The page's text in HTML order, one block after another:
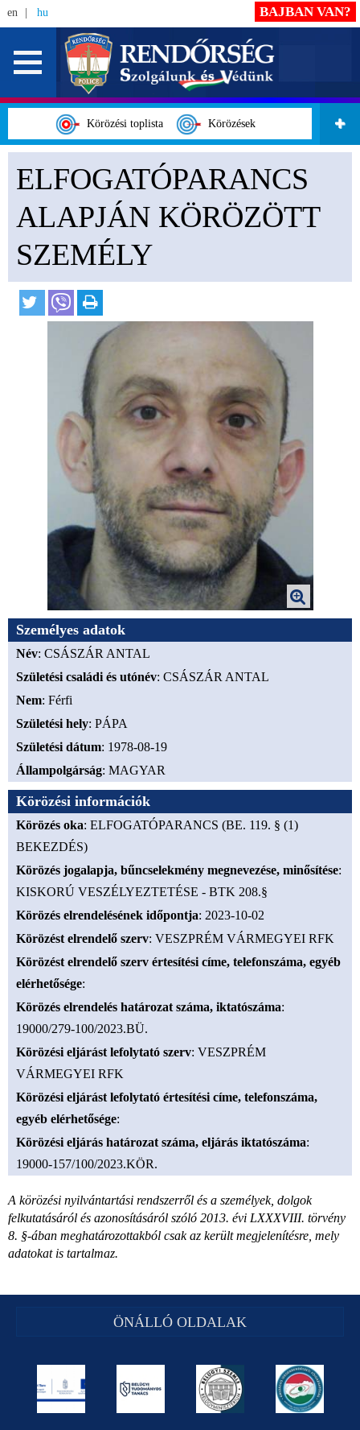
en hu
Körözési toplista Körözések
BAJBAN VAN?
ELFOGATÓPARANCS
ALAPJÁN KÖRÖZÖTT
SZEMÉLY
Személyes adatok
Név: CSÁSZÁR ANTAL
Születési családi és utónév: CSÁSZÁR ANTAL
Nem: Férfi
Születési hely: PÁPA
Születési dátum: 1978-08-19
Állampolgárság: MAGYAR
Körözési információk
Körözés oka: ELFOGATÓPARANCS (BE. 119. § (1)
BEKEZDÉS)
Körözés jogalapja, bűncselekmény megnevezése, minősítése:
KISKORÚ VESZÉLYEZTETÉSE - BTK 208.§
Körözés elrendelésének időpontja: 2023-10-02
Körözést elrendelő szerv: VESZPRÉM VÁRMEGYEI RFK
Körözést elrendelő szerv értesítési címe, telefonszáma, egyéb
elérhetősége:
Körözés elrendelés határozat száma, iktatószáma:
19000/279-100/2023.BÜ.
Körözési eljárást lefolytató szerv: VESZPRÉM
VÁRMEGYEI RFK
Körözési eljárást lefolytató értesítési címe, telefonszáma,
egyéb elérhetősége:
Körözési eljárás határozat száma, eljárás iktatószáma:
19000-157/100/2023.KÖR.
A körözési nyilvántartási rendszerről és a személyek, dolgok
felkutatásáról és azonosításáról szóló 2013. évi LXXXVIII. törvény
8. §-ában meghatározottakból csak az került megjelenítésre, mely
adatokat is tartalmaz.
ÖNÁLLÓ OLDALAK